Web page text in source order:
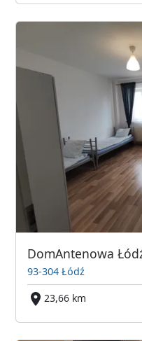
DomAntenowa
93-304 Łódź
23,66 km